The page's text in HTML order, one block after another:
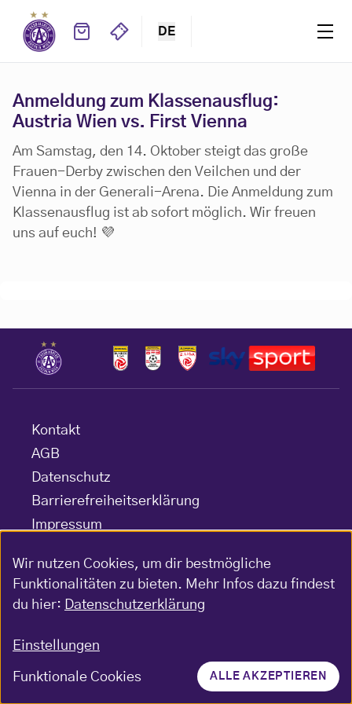
DE
Anmeldung zum Klassenausflug:
Austria Wien vs. First Vienna
Am Samstag, den 14. Oktober steigt das große
Frauen-Derby zwischen den Veilchen und der
Vienna in der Generali-Arena. Die Anmeldung zum
Klassenausflug ist ab sofort möglich. Wir freuen
uns auf euch! 💜
Kontakt
AGB
Datenschutz
Barrierefreiheitserklärung
Impressum
Wir nutzen Cookies, um dir bestmögliche
Funktionalitäten zu bieten. Mehr Infos dazu findest
du hier: Datenschutzerklärung
Einstellungen
Funktionale Cookies ALLE AKZEPTIEREN